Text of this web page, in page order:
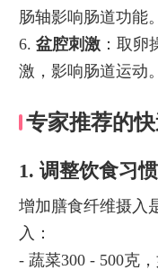
肠轴影响肠道功能。
6. 盆腔刺激：取卵
激，影响肠道运动。
专家推荐的
1. 调整饮食习惯
增加膳食纤维摄入
入：
- 蔬菜300 - 500克